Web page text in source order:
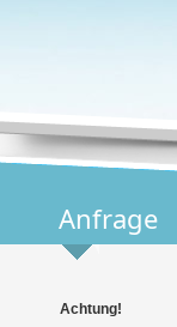
Anfrage
Achtung!